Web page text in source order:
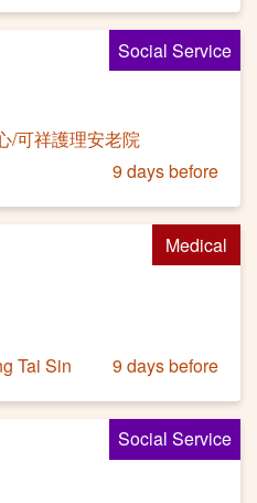
Social Service
/可祥護理安老院
9 days before
Medical
Tai Sin
9 days before
Social Service